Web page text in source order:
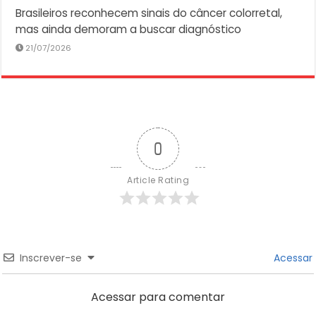
Brasileiros reconhecem sinais do câncer colorretal,
mas ainda demoram a buscar diagnóstico
21/07/2026
0
Article Rating
Inscrever-se Acessar
Acessar para comentar